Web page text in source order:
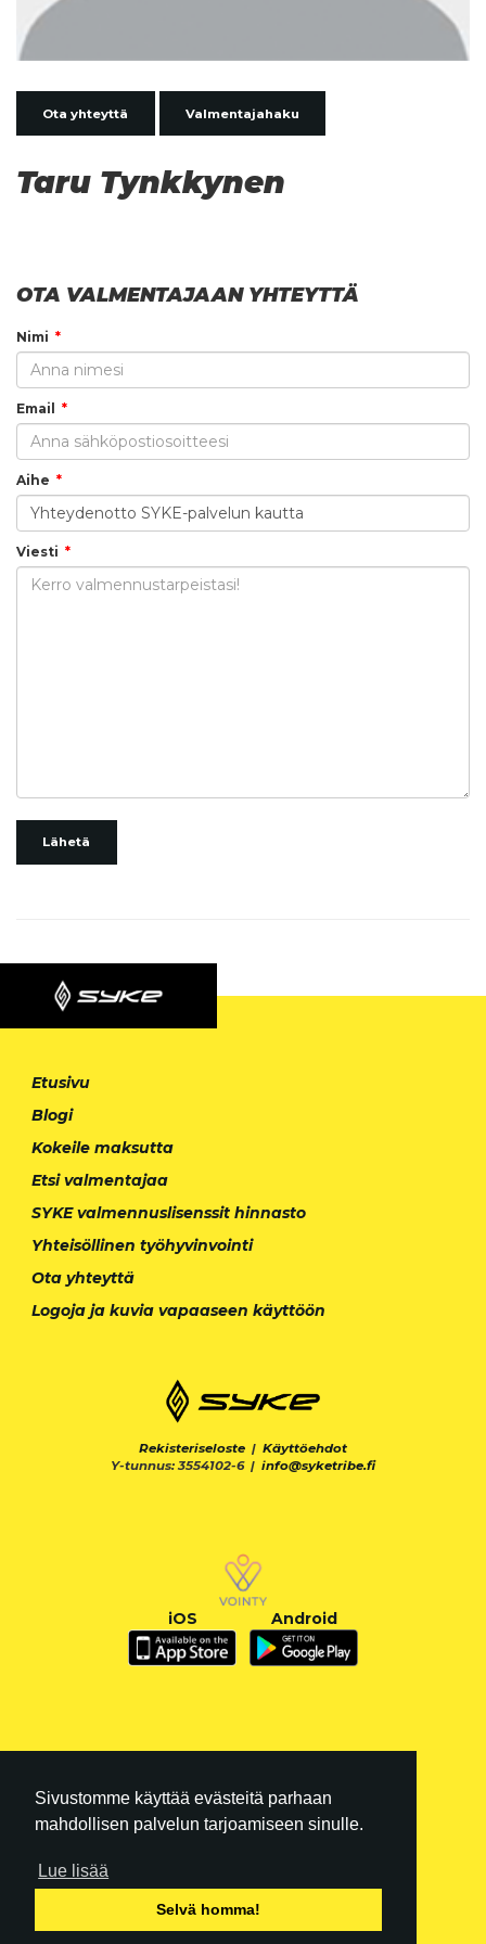
Sivustomme käyttää evästeitä parhaan
mahdollisen palvelun tarjoamiseen sinulle.
Lue lisää
Selvä homma!
Ota yhteyttä Valmentajahaku
Taru Tynkkynen
OTA VALMENTAJAAN YHTEYTTÄ
Nimi
Email
Aihe
Viesti
Lähetä
Etusivu
Blogi
Kokeile maksutta
Etsi valmentajaa
SYKE valmennuslisenssit hinnasto
Yhteisöllinen työhyvinvointi
Ota yhteyttä
Logoja ja kuvia vapaaseen käyttöön
Rekisteriseloste | Käyttöehdot
Y-tunnus: 3554102-6 | info@syketribe.fi
iOS Android